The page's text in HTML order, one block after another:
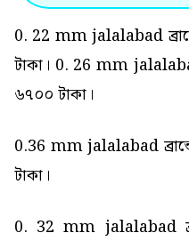
0. 22 mm jalalabad
টাকা। 0. 26 mm
৬৭০০ টাকা।
0.36 mm jalalabad
টাকা।
0. 32 mm jalalabad